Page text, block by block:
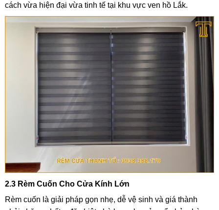
cách vừa hiện đại vừa tinh tế tại khu vực ven hồ Lắk.
2.3 Rèm Cuốn Cho Cửa Kính Lớn
Rèm cuốn là giải pháp gọn nhẹ, dễ vệ sinh và giá thành